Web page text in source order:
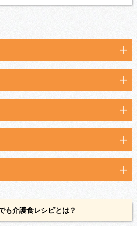
も介護食レシピとは？